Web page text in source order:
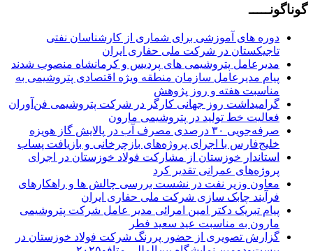
گوناگونـــــ
دوره های آموزشی برای شماری از کارشناسان نفتی
تاجیکستان در شرکت ملی حفاری ایران
مدیرعامل پتروشیمی های پردیس و کرمانشاه منصوب شدند
پیام مدیرعامل سازمان منطقه ویژه اقتصادی پتروشیمی به
مناسبت هفته و روز پژوهش
گرامیداشت روز جهانی کارگر در شرکت پتروشیمی فن‌آوران
فعالیت خط تولید در پتروشیمی مارون
صرفه‌جویی ۳۰ درصدی مصرف آب در پالایش گاز هویزه
خلیج‌فارس با اجرای پروژه‌های بازچرخانی و بازیافت پساب
استاندار خوزستان از مشارکت فولاد خوزستان در اجرای
پروژه‌های عمرانی تقدیر کرد
معاون وزیر نفت در نشست بررسی چالش ها و راهکارهای
فرآیند چابک سازی شرکت ملی حفاری ایران
پیام تبریک دکتر امین امرائی مدیر عامل شرکت پتروشیمی
مارون به مناسبت عید سعید فطر
گزارش تصویری از حضور پررنگ شرکت فولاد خوزستان در